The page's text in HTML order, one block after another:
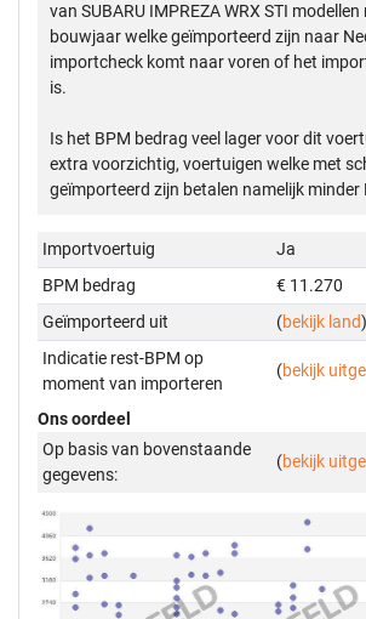
van SUBARU IMPREZA WRX STI
bouwjaar welke geïmporteerd zijn naar
importcheck komt naar voren of het
is.
Is het BPM bedrag veel lager voor dit
extra voorzichtig, voertuigen welke met
geïmporteerd zijn betalen namelijk minder
Importvoertuig
Ja
BPM bedrag
€ 11.270
Geïmporteerd uit
(bekijk land)
Indicatie rest-BPM op
moment van importeren
(bekijk
Ons oordeel
Op basis van bovenstaande
gegevens:
(bekijk